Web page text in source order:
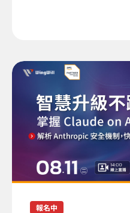
報名中